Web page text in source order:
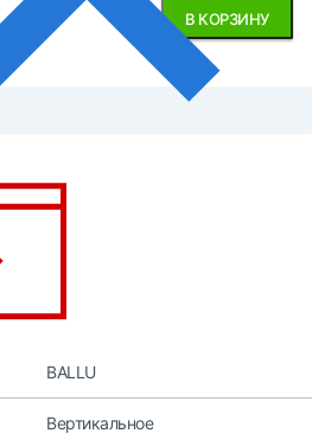
В КОРЗИНУ
BALLU
Вертикальное